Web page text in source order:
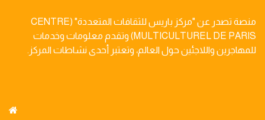
منصة تصدر عن "مركز باريس للثقافات المتعددة" (CENTRE
MULTICULTUREL DE PARIS) وتقدم معلومات وخدمات
للمهاجرين واللاجئين حول العالم، وتعتبر أحدى نشاطات المركز.